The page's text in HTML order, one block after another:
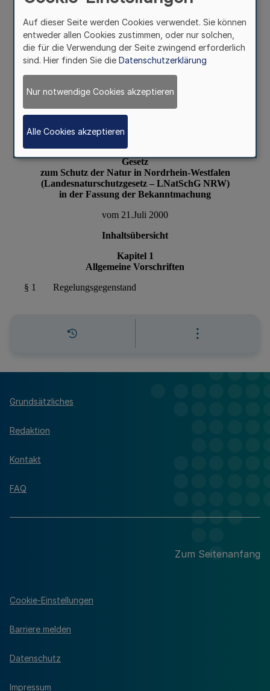
Grundsätzliches
Redaktion
Kontakt
FAQ
Zum Seitenanfang
Cookie-Einstellungen
Barriere melden
Datenschutz
Impressum
Auf dieser Seite werden Cookies verwendet. Sie können
entweder allen Cookies zustimmen, oder nur solchen,
die für die Verwendung der Seite zwingend erforderlich
sind. Hier finden Sie die Datenschutzerklärung
Nur notwendige Cookies akzeptieren
Alle Cookies akzeptieren